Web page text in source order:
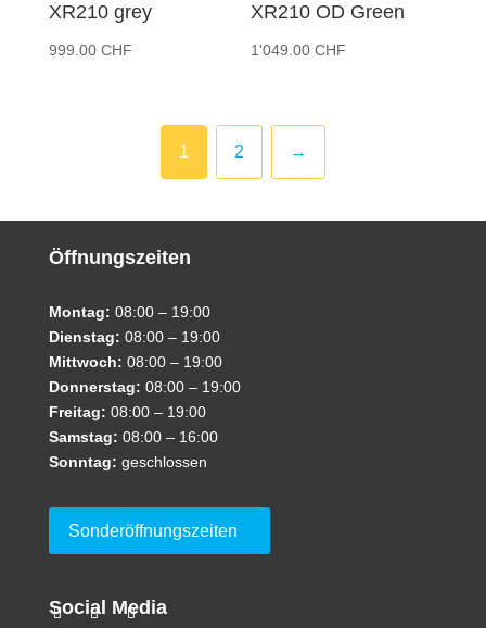
XR210 grey
999.00 CHF
XR210 OD Green
1'049.00CHF
1 2 →
Öffnungszeiten
Montag: 08:00 – 19:00
Dienstag: 08:00 – 19:00
Mittwoch: 08:00 – 19:00
Donnerstag: 08:00 – 19:00
Freitag: 08:00 – 19:00
Samstag: 08:00 – 16:00
Sonntag: geschlossen
Sonderöffnungszeiten
Social Media